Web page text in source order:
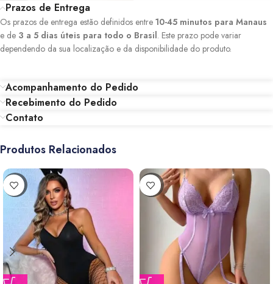
Prazos de Entrega
Os prazos de entrega estão definidos entre 10-45 minutos para Manaus
e de 3 a 5 dias úteis para todo o Brasil. Este prazo pode variar
dependendo da sua localização e da disponibilidade do produto.
Acompanhamento do Pedido
Recebimento do Pedido
Contato
Produtos Relacionados
-6% -9%